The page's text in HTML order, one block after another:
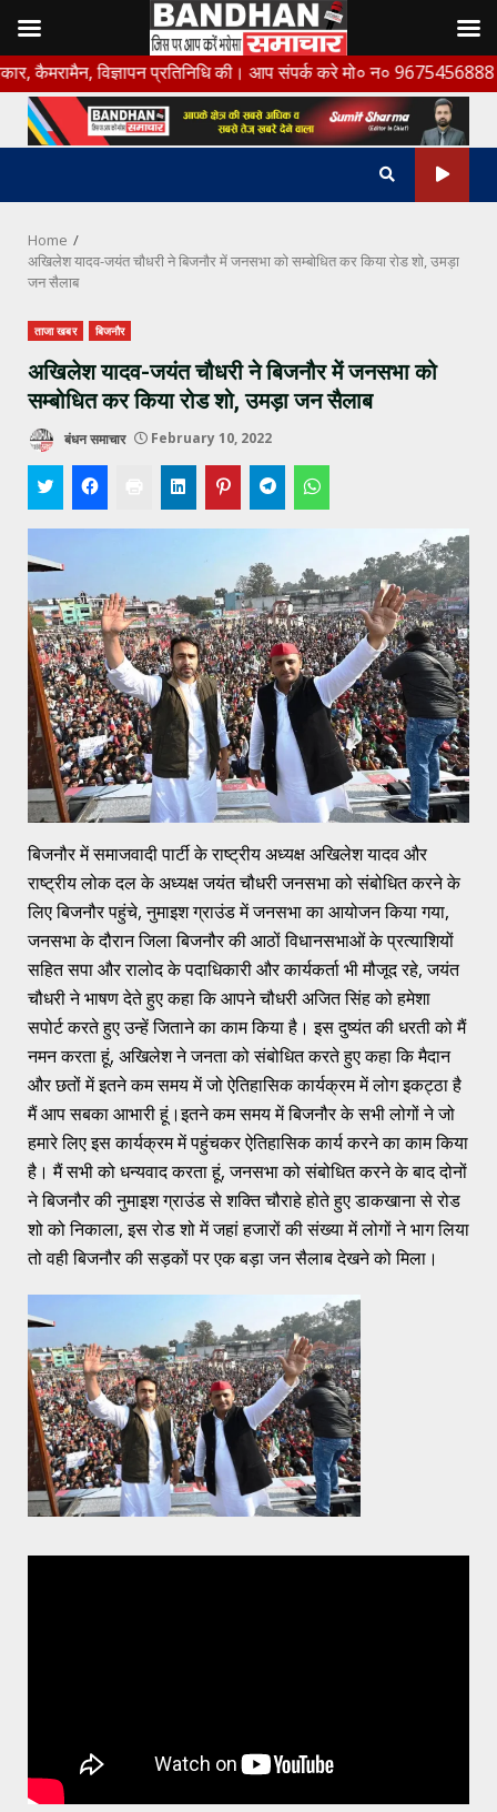
Skip
to
content
प्रतिनिधि की। आप संपर्क करे मो० न० 9675456888
Home
अखिलेश यादव-जयंत चौधरी ने बिजनौर में जनसभा को सम्बोधित कर किया रोड शो, उमड़ा
जन सैलाब
ताजा खबर बिजनौर
अखिलेश यादव-जयंत चौधरी ने बिजनौर में जनसभा को
सम्बोधित कर किया रोड शो, उमड़ा जन सैलाब
बंधन समाचार February 10, 2022
बिजनौर में समाजवादी पार्टी के राष्ट्रीय अध्यक्ष अखिलेश यादव और
राष्ट्रीय लोक दल के अध्यक्ष जयंत चौधरी जनसभा को संबोधित करने के
लिए बिजनौर पहुंचे, नुमाइश ग्राउंड में जनसभा का आयोजन किया गया,
जनसभा के दौरान जिला बिजनौर की आठों विधानसभाओं के प्रत्याशियों
सहित सपा और रालोद के पदाधिकारी और कार्यकर्ता भी मौजूद रहे, जयंत
चौधरी ने भाषण देते हुए कहा कि आपने चौधरी अजित सिंह को हमेशा
सपोर्ट करते हुए उन्हें जिताने का काम किया है। इस दुष्यंत की धरती को मैं
नमन करता हूं, अखिलेश ने जनता को संबोधित करते हुए कहा कि मैदान
और छतों में इतने कम समय में जो ऐतिहासिक कार्यक्रम में लोग इकट्ठा है
मैं आप सबका आभारी हूं।इतने कम समय में बिजनौर के सभी लोगों ने जो
हमारे लिए इस कार्यक्रम में पहुंचकर ऐतिहासिक कार्य करने का काम किया
है। मैं सभी को धन्यवाद करता हूं, जनसभा को संबोधित करने के बाद दोनों
ने बिजनौर की नुमाइश ग्राउंड से शक्ति चौराहे होते हुए डाकखाना से रोड
शो को निकाला, इस रोड शो में जहां हजारों की संख्या में लोगों ने भाग लिया
तो वही बिजनौर की सड़कों पर एक बड़ा जन सैलाब देखने को मिला।